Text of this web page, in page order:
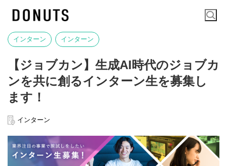
インターン インターン
【ジョブカン】生成AI時代のジョブカ
ンを共に創るインターン生を募集し
ます！
インターン